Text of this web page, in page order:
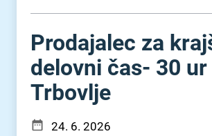
Prodajalec za
delovni čas- 30
Trbovlje
24. 6. 2026